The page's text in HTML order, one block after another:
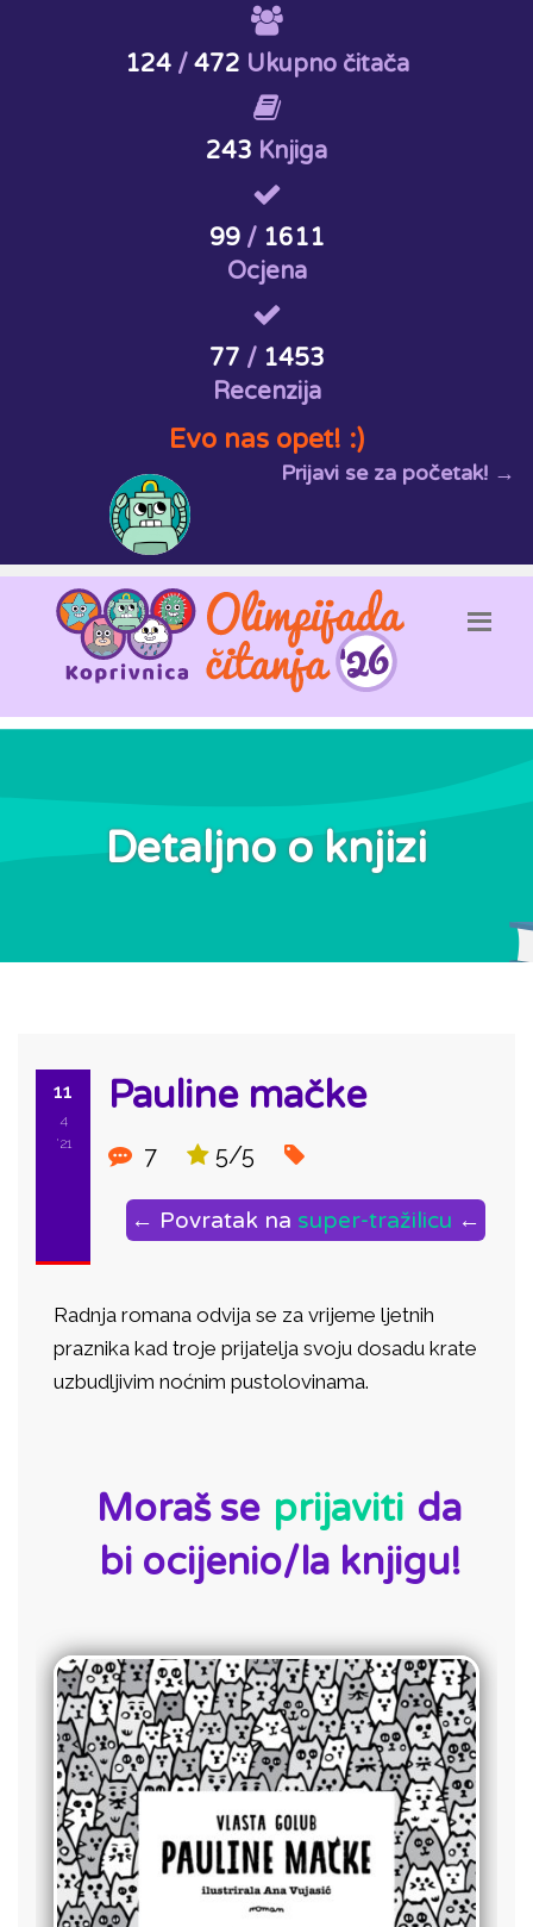
124/ 472 Ukupno čitača
243 Knjiga
99/ 1611
Ocjena
77 / 1453
Recenzija
Evo nas opet! :)
Prijavi se za početak! →
Detaljno o knjizi
11
4
'21
Pauline mačke
7 5/5
← Povratak na super-tražilicu ←
Radnja romana odvija se za vrijeme ljetnih
praznika kad troje prijatelja svoju dosadu krate
uzbudljivim noćnim pustolovinama.
Moraš se prijaviti da
bi ocijenio/la knjigu!